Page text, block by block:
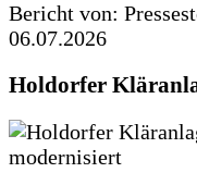
Bericht von:
06.07.2026
Holdorfer